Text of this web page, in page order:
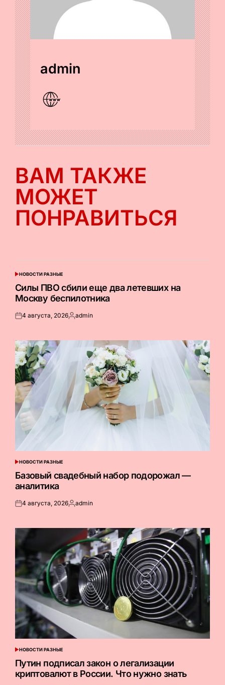
admin
ВАМ ТАКЖЕ
МОЖЕТ
ПОНРАВИТЬСЯ
ОПУБЛИКОВАНО
НОВОСТИ РАЗНЫЕ
Силы ПВО сбили еще два летевших на
Москву беспилотника
Опубликовано
4 августа, 2026Запись
admin
ОПУБЛИКОВАНО
В
НОВОСТИ РАЗНЫЕ
Базовый свадебный набор подорожал —
аналитика
Опубликовано
4 августа, 2026Запись
admin
ОПУБЛИКОВАНО
В
НОВОСТИ РАЗНЫЕ
Путин подписал закон о легализации
криптовалют в России. Что нужно знать